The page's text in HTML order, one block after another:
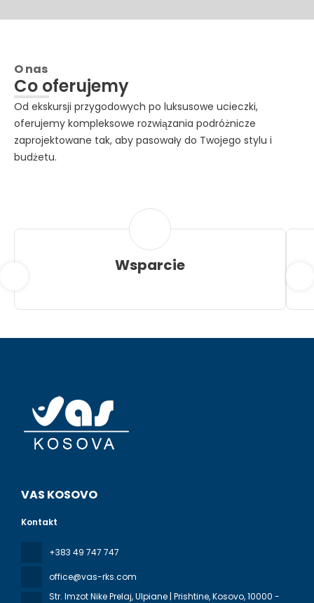
O nas
Co oferujemy
Od ekskursji przygodowych po luksusowe ucieczki,
oferujemy kompleksowe rozwiązania podróżnicze
zaprojektowane tak, aby pasowały do Twojego stylu i
budżetu.
Wsparcie
VAS KOSOVO
Kontakt
+383 49 747 747
office@vas-rks.com
Str. Imzot Nike Prelaj, Ulpiane | Prishtine, Kosovo, 10000 -